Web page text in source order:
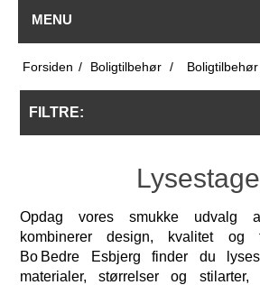
MENU
Forsiden / Boligtilbehør / Boligtilbehør
FILTRE:
Opdag vores smukke udvalg
kombinerer design, kvalitet og
Bo Bedre Esbjerg finder du
materialer, størrelser og stilarter,